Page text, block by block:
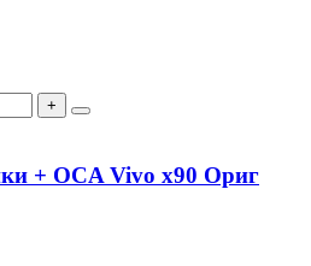
+
+ OCA Vivo x90 Ориг